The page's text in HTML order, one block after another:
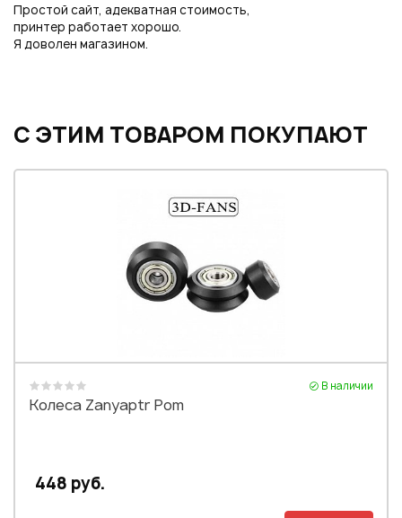
Простой сайт, адекватная стоимость,
принтер работает хорошо.
Я доволен магазином.
С ЭТИМ ТОВАРОМ ПОКУПАЮТ
В наличии
Колеса Zanyaptr Pom
448 руб.